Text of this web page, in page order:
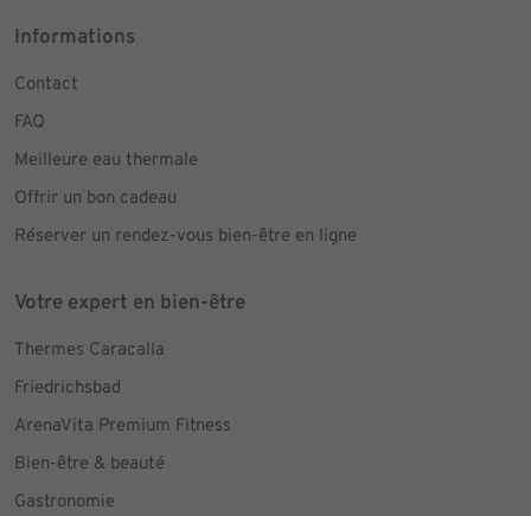
Informations
Contact
FAQ
Meilleure eau thermale
Offrir un bon cadeau
Réserver un rendez-vous bien-être en ligne
Votre expert en bien-être
Thermes Caracalla
Friedrichsbad
ArenaVita Premium Fitness
Bien-être & beauté
Gastronomie